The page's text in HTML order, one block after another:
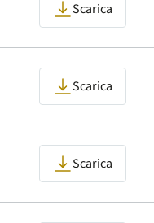
Scarica
Scarica
Scarica